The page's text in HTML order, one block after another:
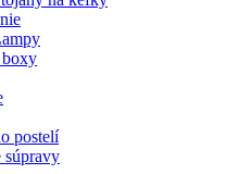
postelí
súpravy